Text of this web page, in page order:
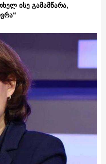
ისე გამამწარა,